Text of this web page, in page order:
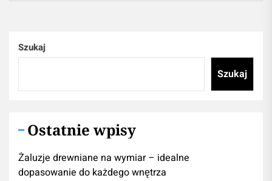
Szukaj
Szukaj
Ostatnie wpisy
Żaluzje drewniane na wymiar – idealne
dopasowanie do każdego wnętrza